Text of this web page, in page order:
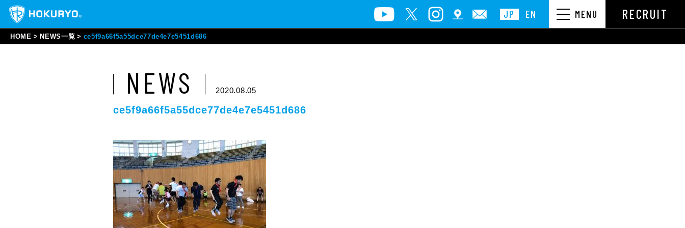
JP EN MENU RECRUIT
HOME NEWS一覧 ce5f9a66f5a55dce77de4e7e5451d686
NEWS 2020.08.05
ce5f9a66f5a55dce77de4e7e5451d686